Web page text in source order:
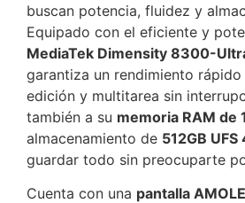
buscan potencia, fluidez y
Equipado con el eficiente y
MediaTek Dimensity 8300-
garantiza un rendimiento rápido
edición y multitarea sin
también a su memoria RAM de
almacenamiento de 512GB UFS
guardar todo sin preocuparte
Cuenta con una pantalla